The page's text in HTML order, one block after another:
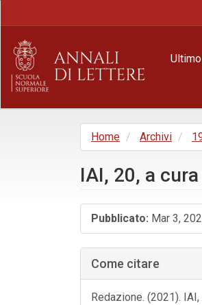
principale
Barra
laterale
Home Archivi
IAI, 20, a
Barra
laterale
dell'articolo
Pubblicato: Mar 3,
Come citare
Redazione. (2021).